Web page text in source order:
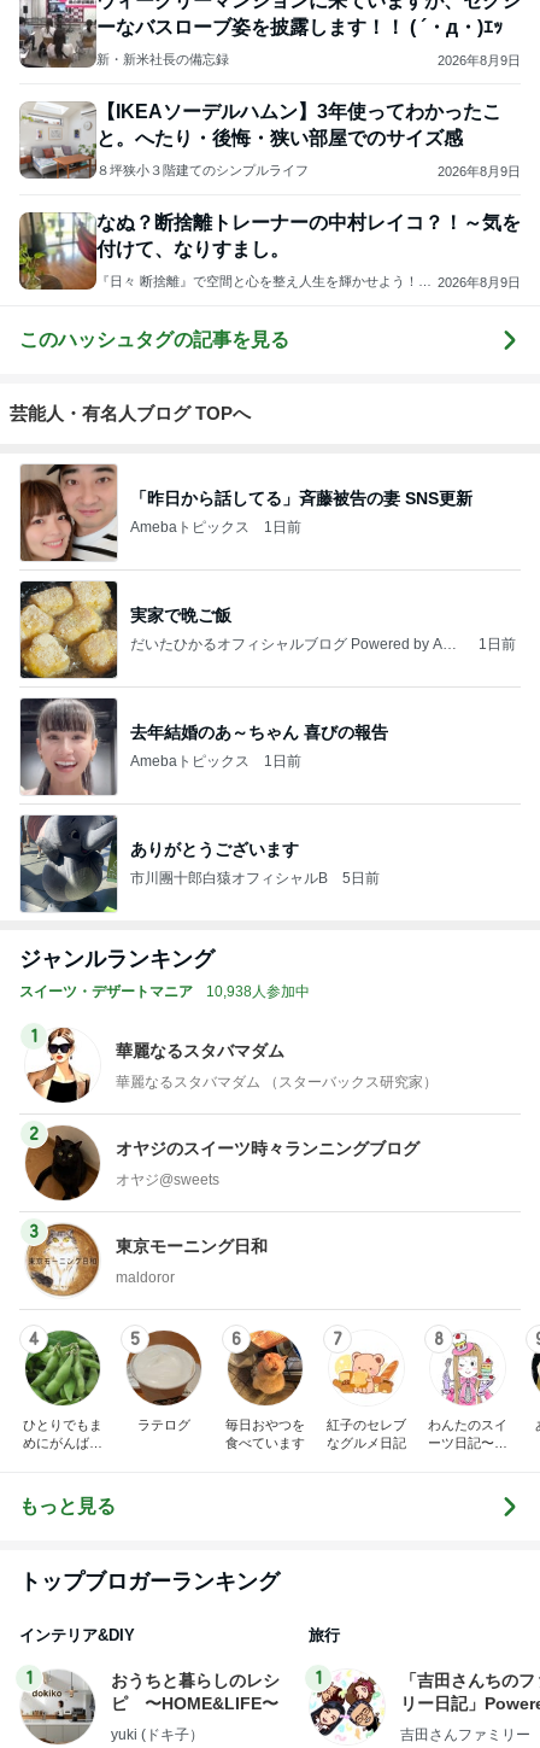
ーなバスローブ姿を披露します！！ ( ´・д・)ｴｯ
新・新米社長の備忘録 2026年8月9日
【IKEAソーデルハムン】3年使ってわかったこ
と。へたり・後悔・狭い部屋でのサイズ感
８坪狭小３階建てのシンプルライフ 2026年8月9日
なぬ？断捨離トレーナーの中村レイコ？！～気を
付けて、なりすまし。
『日々 断捨離』で空間と心を整え人生を輝かせよう！断
2026年8月9日
このハッシュタグの記事を見る
芸能人・有名人ブログ TOPへ
「昨日から話してる」斉藤被告の妻 SNS更新
Amebaトピックス 1日前
実家で晩ご飯
だいたひかるオフィシャルブログ Powered by Ame
1日前
去年結婚のあ～ちゃん 喜びの報告
Amebaトピックス 1日前
ありがとうございます
市川團十郎白猿オフィシャルB 5日前
ジャンルランキング
スイーツ・デザートマニア 10,938人参加中
1
華麗なるスタバマダム
華麗なるスタバマダム （スターバックス研究家）
2
オヤジのスイーツ時々ランニングブログ
オヤジ@sweets
3
東京モーニング日和
maldoror
4
ひとりでもま
めにがんばる
5
ラテログ
6
毎日おやつを
食べています
7
紅子のセレブ
なグルメ日記
8
わんたのスイ
ーツ日記〜小
もっと見る
トップブロガーランキング
インテリア&DIY
1
おうちと暮らしのレシ
ピ 〜HOME&LIFE〜
yuki (ドキ子）
旅行
1
「吉田さんちの
リー日記」
y Ameba 吉田さ
吉田さんファミリー